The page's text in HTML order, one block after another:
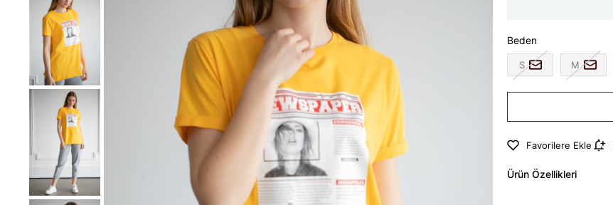
Beden
S M
Favorilere Ekle
Ürün Özellikleri